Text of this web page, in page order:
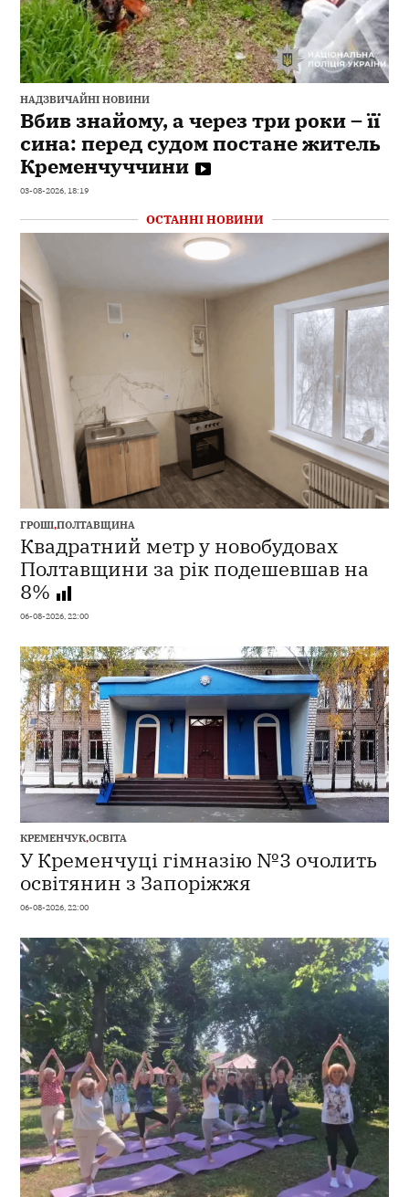
НАДЗВИЧАЙНІ НОВИНИ
Вбив знайому, а через три роки – її
сина: перед судом постане житель
Кременчуччини
03-08-2026, 18:19
ОСТАННІ НОВИНИ
ГРОШІ,ПОЛТАВЩИНА
Квадратний метр у новобудовах
Полтавщини за рік подешевшав на
8%
06-08-2026, 22:00
КРЕМЕНЧУК,ОСВІТА
У Кременчуці гімназію №3 очолить
освітянин з Запоріжжя
06-08-2026, 22:00